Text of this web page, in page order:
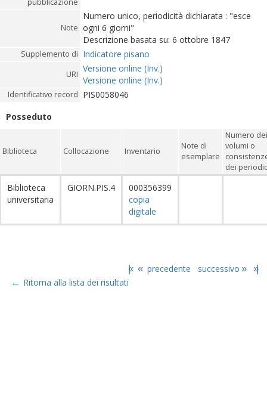
pubblicazione
Note
Numero unico, periodicità dichiarata : "esce
ogni 6 giorni"
Descrizione basata su: 6 ottobre 1847
Supplemento di Indicatore pisano
URI
Versione online (Inv.)
Versione online (Inv.)
Identificativo record PIS0058046
Posseduto
Biblioteca Collocazione Inventario
Note di
esemplare
Numero dei
volumi o
dei
Biblioteca
universitaria
GIORN.PIS.4
000356399
copia
digitale
|« « precedente successivo » »|
← Ritorna alla lista dei risultati